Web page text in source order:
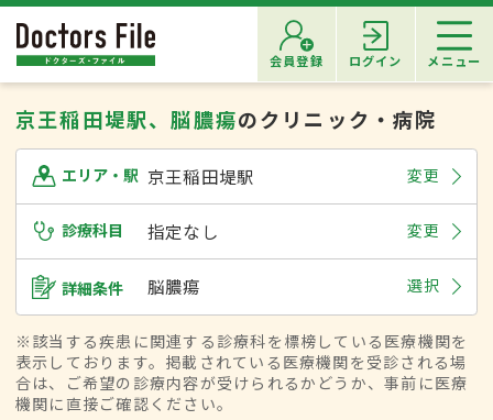
会員登録 ログイン メニュー
京王稲田堤駅、脳膿瘍のクリニック・病院
エリア・駅 京王稲田堤駅 変更
診療科目 指定なし 変更
詳細条件 脳膿瘍 選択
※該当する疾患に関連する診療科を標榜している医療機関を
表示しております。掲載されている医療機関を受診される場
合は、ご希望の診療内容が受けられるかどうか、事前に医療
機関に直接ご確認ください。